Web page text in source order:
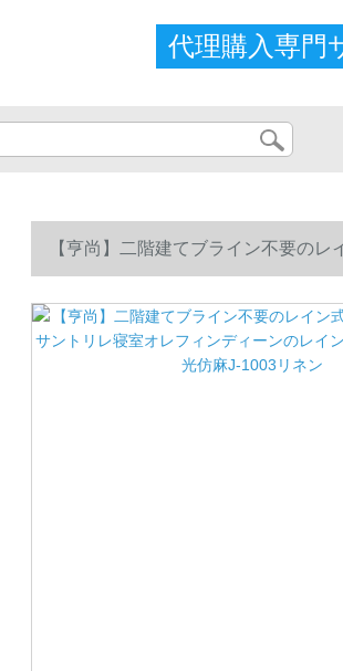
代理購入専門
【亨尚】二階建てブライン不要の
光仿麻J-1003リネン